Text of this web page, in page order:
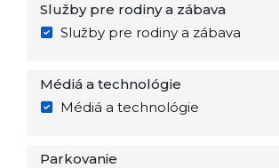
Služby pre rodiny a zábava
Služby pre rodiny a zábava
Médiá a technológie
Médiá a technológie
Parkovanie